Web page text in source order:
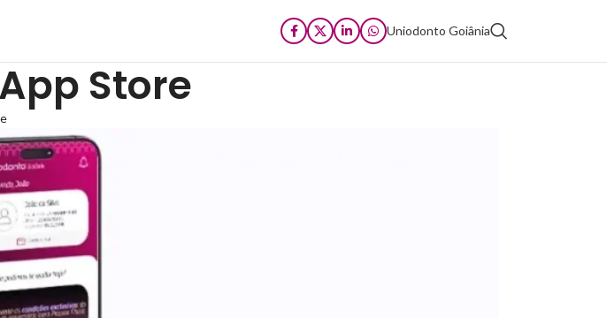
Uniodonto Goiânia
Store